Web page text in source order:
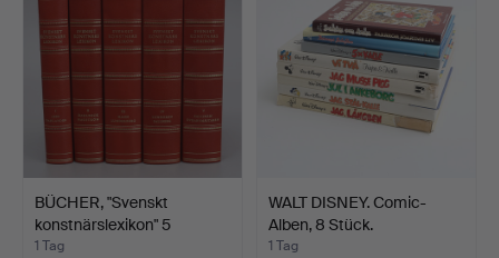
BÜCHER, "Svenskt
konstnärslexikon" 5
Bände…
1 Tag
WALT DISNEY. Comic-
Alben, 8 Stück.
1 Tag